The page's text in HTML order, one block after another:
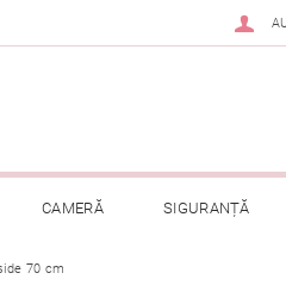
CAMERĂ SIGURANȚĂ
DATELOR CU CARACTER PERSONAL
70 cm